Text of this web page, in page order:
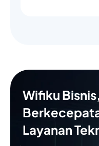
Wifiku
Layanan